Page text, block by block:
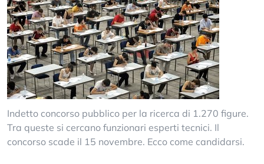
Indetto concorso pubblico per la ricerca di 1.270 figure.
Tra queste si cercano funzionari esperti tecnici. Il
concorso scade il 15 novembre. Ecco come candidarsi.